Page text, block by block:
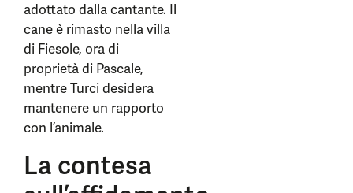
adottato dalla cantante. Il
cane è rimasto nella villa
di Fiesole, ora di
proprietà di Pascale,
mentre Turci desidera
mantenere un rapporto
con l’animale.
La contesa